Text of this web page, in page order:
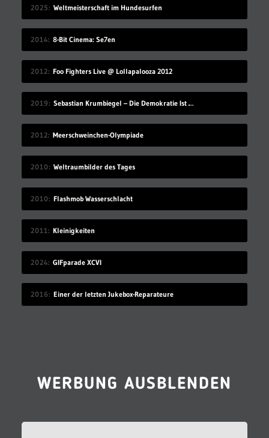
2025 Weltmeisterschaft im Hundesurfen
2014 8-Bit Cinema: Se7en
2012 Foo Fighters Live @ Lollapalooza 2012
2019 Sebastian Krumbiegel – Die Demokratie Ist Weiblich
2012 Meerschweinchen-Olympiade
2010 Weltraumbilder des Tages
2010 Flashmob Wasserschlacht
2011 Kleinigkeiten
2024 GIFparade XCVI
2016 Einer der letzten Jukebox-Reparateure
WERBUNG AUSBLENDEN